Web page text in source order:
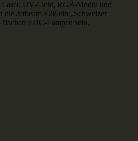
Laser, UV-Licht, RGB-Modul und
die Jetbeam E28 ein „Schweizer
flachen EDC-Lampen sein.